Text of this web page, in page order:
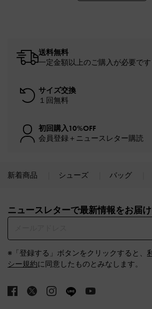
送料無料
一定金額以上のご購入が必要で
サイズ交換
１回無料
初回購入10%OFF
会員登録＋ニュースレター購読
新着商品 シューズ バッグ
ニュースレターで最新情報をお届け
※「登録する」ボタンをクリックすると、
シー規約に同意したものとみなします。